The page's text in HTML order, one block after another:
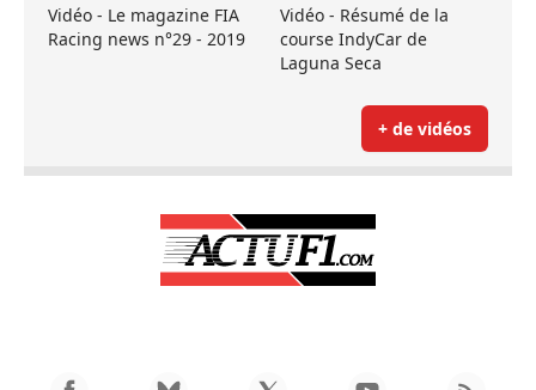
Vidéo - Le magazine FIA
Racing news n°29 - 2019
Vidéo - Résumé de la
course IndyCar de
Laguna Seca
+ de vidéos